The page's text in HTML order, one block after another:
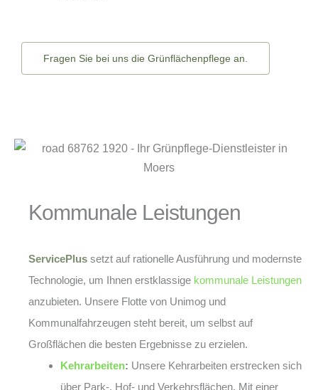
Fragen Sie bei uns die Grünflächenpflege an.
Kommunale Leistungen
ServicePlus setzt auf rationelle Ausführung und modernste
Technologie, um Ihnen erstklassige kommunale Leistungen
anzubieten. Unsere Flotte von Unimog und
Kommunalfahrzeugen steht bereit, um selbst auf
Großflächen die besten Ergebnisse zu erzielen.
Kehrarbeiten: Unsere Kehrarbeiten erstrecken sich
über Park-, Hof- und Verkehrsflächen. Mit einer